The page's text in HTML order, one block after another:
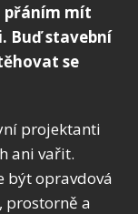
přáním mít
Buď stavební
se
projektanti
ani vařit.
být opravdová
prostorně a